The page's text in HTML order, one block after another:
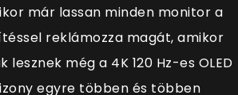
már lassan minden monitor a
reklámozza magát, amikor
még a 4K 120 Hz-es OLED
egyre többen és többen